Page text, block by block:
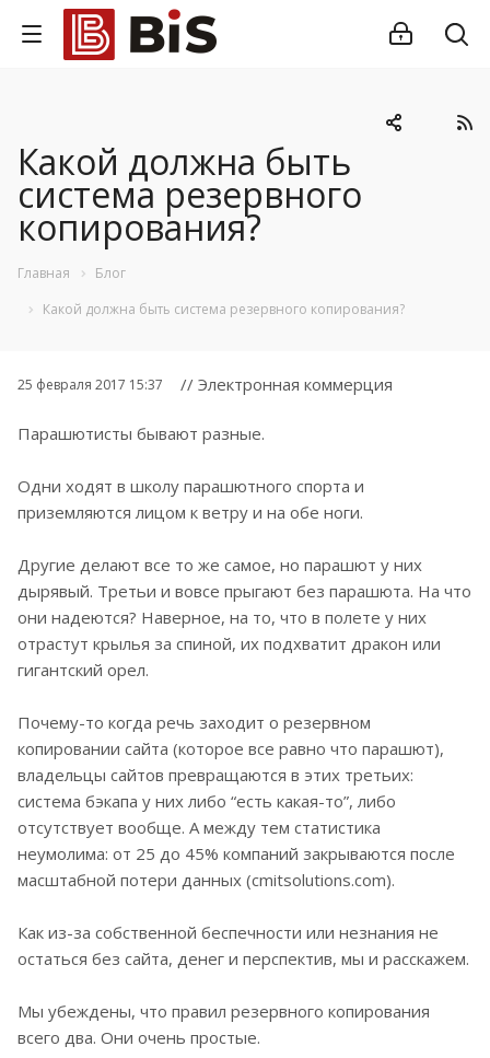
Какой должна быть
система резервного
копирования?
Главная
Блог
Какой должна быть система резервного копирования?
25 февраля 2017 15:37 // Электронная коммерция
Парашютисты бывают разные.
Одни ходят в школу парашютного спорта и
приземляются лицом к ветру и на обе ноги.
Другие делают все то же самое, но парашют у них
дырявый. Третьи и вовсе прыгают без парашюта. На что
они надеются? Наверное, на то, что в полете у них
отрастут крылья за спиной, их подхватит дракон или
гигантский орел.
Почему-то когда речь заходит о резервном
копировании сайта (которое все равно что парашют),
владельцы сайтов превращаются в этих третьих:
система бэкапа у них либо “есть какая-то”, либо
отсутствует вообще. А между тем статистика
неумолима: от 25 до 45% компаний закрываются после
масштабной потери данных (cmitsolutions.com).
Как из-за собственной беспечности или незнания не
остаться без сайта, денег и перспектив, мы и расскажем.
Мы убеждены, что правил резервного копирования
всего два. Они очень простые.